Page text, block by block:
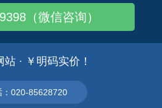
（微信咨询）
· ￥明码实价！
：020-85628720